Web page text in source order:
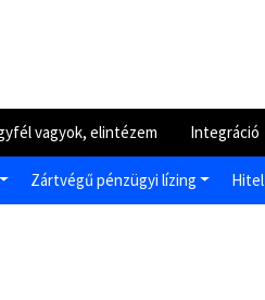
vagyok, elintézem Integráció
Zártvégű pénzügyi lízing Hitel